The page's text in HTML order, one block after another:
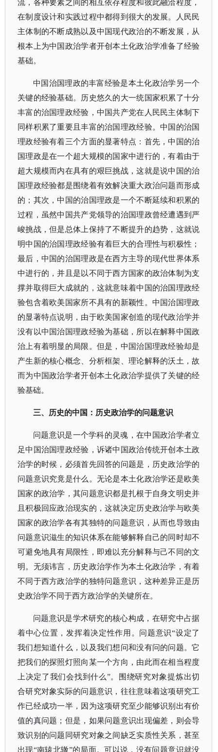
流，各种要素之间的相互依存程度和彼此融洽程度，
在制度设计和实践过程中都得到很大的发展。人民民
主体制的不断成熟以及中国现代政治的不断发展，从
根本上为中国政治学者开创本土化政治学准备了经验
基础。
中国治国理政的丰富经验是本土化政治学另一个
关键的经验基础。历史悠久的大一统国家积累了十分
丰富的治国理政经验，中国共产党在人民民主体制下
同样积累了重要且丰富的治国理政经验。中国的治国
理政经验有着三个方面的显著特点：首先，中国的治
国理政是在一个超大规模的国家中进行的，有着由于
超大规模而内在具有的艰巨挑战，这就是说中国的治
国理政经验都是围绕着有效解决重大政治问题而形成
的；其次，中国的治国理政是一个不断延续和积累的
过程，虽然中国共产党领导的治国理政曾经遭遇到严
峻挑战，但是总体上保持了不断提升的趋势，这就说
明中国的治国理政经验有着巨大的合理性与积极性；
最后，中国的治国理政是在西方主导的现代世界体系
中进行的，并且是以不同于西方国家的政治体制为支
撑并取得巨大成就的，这就意味着中国的治国理政经
验包含着欧美国家所不具有的新颖性。中国治国理政
的显著特点说明，由于欧美国家创造的现代政治学并
没有以中国治国理政经验为基础，所以在解释中国政
治上有着明显的局限。但是，中国治国理政经验却是
产生新的核心概念、分析框架、理论解释的沃土，故
而为中国政治学者开创本土化政治学提供了关键的经
验基础。
三、历史的中国：历史政治学的问题意识
问题意识是一个学科的灵魂，在中国政治学者立
足中国治国理政经验，诉诸中国政治传统开创本土政
治学的时候，必须首先回答的问题是，历史政治学的
问题意识究竟是什么。无论是本土化政治学还是欧美
国家的政治学，其问题意识都是扎根于自身文明史并
且积极回应政治现实的，这就决定历史政治学与欧美
国家的政治学各有其独特的问题意识，从而也导致由
问题意识滋生的知识体系在能够解释自己的同时却不
可避免地具有局限性，即难以充分解释与己不同的文
明。无须讳言，历史政治学作为本土化政治学，有着
不同于西方政治学的独特问题意识，这种差异正是历
史政治学不同于西方政治学的关键所在。
问题意识是学术研究的核心构成，在研究中占据
着中心位置，发挥着决定性作用。问题意识“设定了
我们想知道什么，以及我们想问和没有问的问题。它
把我们的探照灯照向某一个方向，由此而在相当程度
上决定了我们会找到什么”。围绕研究对象提炼出切
合研究对象实际的问题意识，往往意味着这项研究工
作已经成功一半，因为这项研究至少能够识别出有价
值的真问题；但是，如果问题意识出现偏差，则会导
致识别的问题同研究对象之间缺乏实质性关系，甚至
出现“南辕北辙”的局面。可以说，没有问题意识就没